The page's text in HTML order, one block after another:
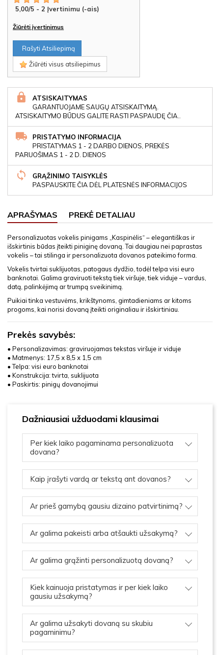
5,00/5 - 2 Įvertinimu (-ais)
Žiūrėti įvertinimus
Rašyti Atsiliepimą
Žiūrėti visus atsiliepimus
ATSISKAITYMAS
GARANTUOJAME SAUGŲ ATSISKAITYMĄ.
ATSISKAITYMO BŪDUS GALITE RASTI PASPAUDĘ ČIA..
PRISTATYMO INFORMACIJA
PRISTATYMAS 1 - 2 DARBO DIENOS, PREKĖS
PARUOŠIMAS 1 - 2 D. DIENOS
GRĄŽINIMO TAISYKLĖS
PASPAUSKITE ČIA DĖL PLATESNĖS INFORMACIJOS
APRAŠYMAS PREKĖ DETALIAU
Personalizuotas vokelis pinigams „Kaspinėlis“ – elegantiškas ir
išskirtinis būdas įteikti piniginę dovaną. Tai daugiau nei paprastas
vokelis – tai stilinga ir personalizuota dovanos pateikimo forma.
Vokelis tvirtai suklijuotas, patogaus dydžio, todėl telpa visi euro
banknotai. Galima graviruoti tekstą tiek viršuje, tiek viduje – vardus,
datą, palinkėjimą ar trumpą sveikinimą.
Puikiai tinka vestuvėms, krikštynoms, gimtadieniams ar kitoms
progoms, kai norisi dovaną įteikti originaliau ir išskirtiniau.
Prekės savybės:
• Personalizavimas: graviruojamas tekstas viršuje ir viduje
• Matmenys: 17,5 x 8,5 x 1,5 cm
• Telpa: visi euro banknotai
• Konstrukcija: tvirta, suklijuota
• Paskirtis: pinigų dovanojimui
Dažniausiai užduodami klausimai
Per kiek laiko pagaminama personalizuota
dovana?
Kaip įrašyti vardą ar tekstą ant dovanos?
Ar prieš gamybą gausiu dizaino patvirtinimą?
Ar galima pakeisti arba atšaukti užsakymą?
Ar galima grąžinti personalizuotą dovaną?
Kiek kainuoja pristatymas ir per kiek laiko
gausiu užsakymą?
Ar galima užsakyti dovaną su skubiu
pagaminimu?